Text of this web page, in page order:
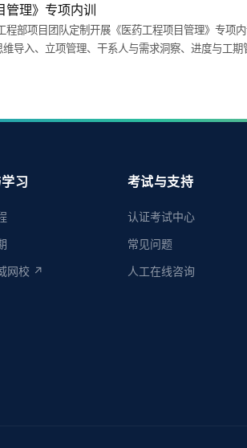
理》专项内训
部项目团队定制开展《医药工程项目管理》专项
导入、立项管理、干系人与需求洞察、进度与工
习
网校 ↗
考试与支持
认证考试中心
常见问题
人工在线咨询